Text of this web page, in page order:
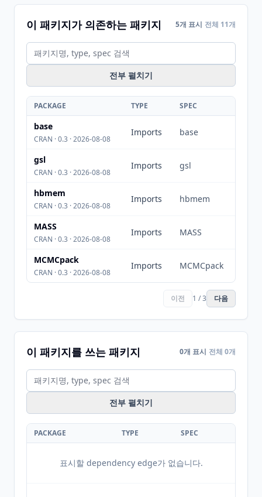
이 패키지가 의존하는 패키지 5개 표시 전체 11개
전부 펼치기
PACKAGE TYPE SPEC
base
CRAN · 0.3 · 2026-08-08
Imports base
gsl
CRAN · 0.3 · 2026-08-08
Imports gsl
hbmem
CRAN · 0.3 · 2026-08-08
Imports hbmem
MASS
CRAN · 0.3 · 2026-08-08
Imports MASS
MCMCpack
CRAN · 0.3 · 2026-08-08
Imports MCMCpack
이전 1 / 3 다음
이 패키지를 쓰는 패키지 0개 표시 전체 0개
전부 펼치기
PACKAGE TYPE SPEC
표시할 dependency edge가 없습니다.